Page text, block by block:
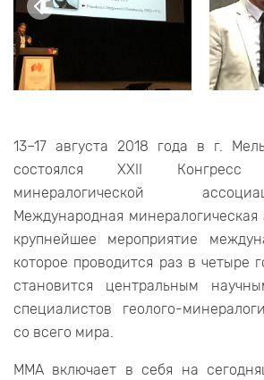
13–17 августа 2018 года в г.
состоялся XXII Конгресс
минералогической
Международная
крупнейшее мероприятие
которое проводится раз в четыре
становится центральным
специалистов геолого-
со всего мира.
ММА включает в себя на